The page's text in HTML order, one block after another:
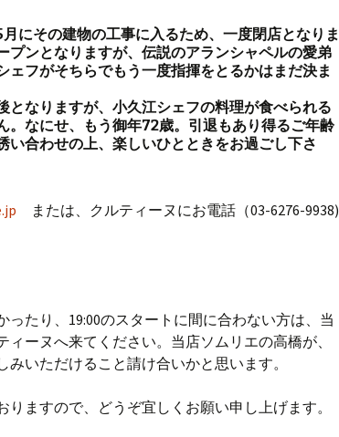
にその建物の工事に入るため、一度閉店となりま
プンとなりますが、伝説のアランシャペルの愛弟
ェフがそちらでもう一度指揮をとるかはまだ決ま
となりますが、小久江シェフの料理が食べられる
。なにせ、もう御年72歳。引退もあり得るご年齢
い合わせの上、楽しいひとときをお過ごし下さ
または、クルティーヌにお電話（03-6276-9938)
ったり、19:00のスタートに間に合わない方は、当
ィーヌへ来てください。当店ソムリエの高橋が、
いただけること請け合いかと思います。
ますので、どうぞ宜しくお願い申し上げます。